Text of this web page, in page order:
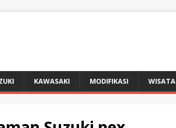
KAWASAKI MODIFIKASI WISATA